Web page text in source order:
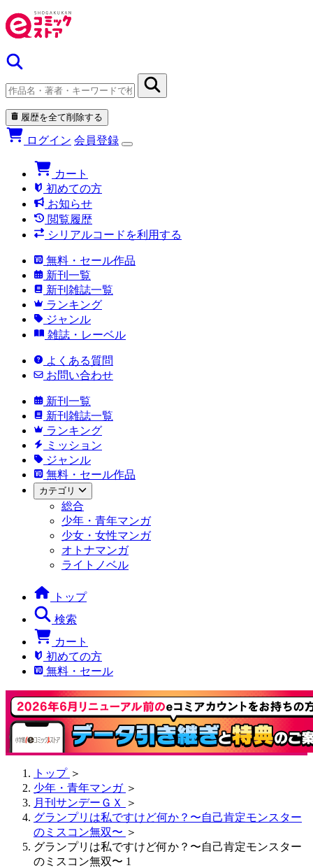
履歴を全て削除する
ログイン 会員登録
カート
初めての方
お知らせ
閲覧履歴
シリアルコードを利用する
無料・セール作品
新刊一覧
新刊雑誌一覧
ランキング
ジャンル
雑誌・レーベル
よくある質問
お問い合わせ
新刊一覧
新刊雑誌一覧
ランキング
ミッション
ジャンル
無料・セール作品
カテゴリ
総合
少年・青年マンガ
少女・女性マンガ
オトナマンガ
ライトノベル
トップ
検索
カート
初めての方
無料・セール
トップ ＞
少年・青年マンガ ＞
月刊サンデーＧＸ
＞
グランプリは私ですけど何か？〜自己肯定モンスター
のミスコン無双〜 ＞
グランプリは私ですけど何か？〜自己肯定モンスター
のミスコン無双〜 1